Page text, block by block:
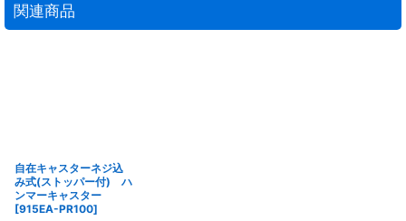
関連商品
自在キャスターネジ込
み式(ストッパー付) ハ
ンマーキャスター
[915EA-PR100]